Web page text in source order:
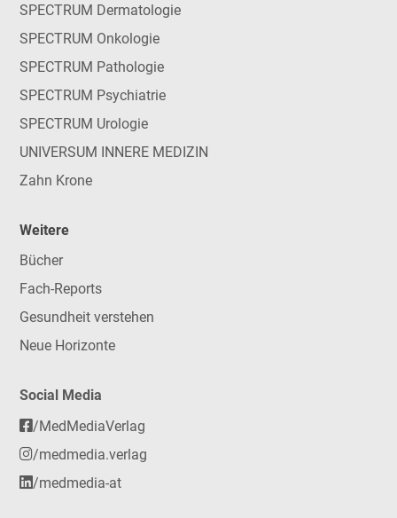
SPECTRUM Dermatologie
SPECTRUM Onkologie
SPECTRUM Pathologie
SPECTRUM Psychiatrie
SPECTRUM Urologie
UNIVERSUM INNERE MEDIZIN
Zahn Krone
Weitere
Bücher
Fach-Reports
Gesundheit verstehen
Neue Horizonte
Social Media
/MedMediaVerlag
/medmedia.verlag
/medmedia-at